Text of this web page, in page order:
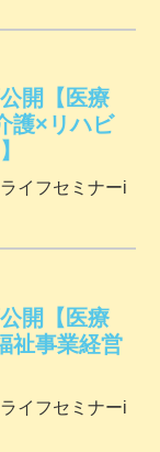
開【医療
護×リハビ
イフセミナーi
開【医療
祉事業経営
イフセミナーi